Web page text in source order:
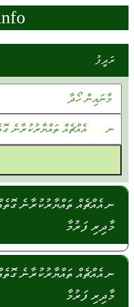
ރަދީފު
ނ އެއްޗެއް ތައްޔާރުކުރާނެ
މާދިރި ފަރުމާ
ނ އެއްޗެއް ތައްޔާރުކުރާނެ
މާދިރި ފަރުމާ